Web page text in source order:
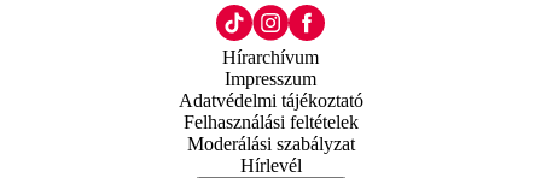
Hírarchívum
Impresszum
Adatvédelmi tájékoztató
Felhasználási feltételek
Moderálási szabályzat
Hírlevél